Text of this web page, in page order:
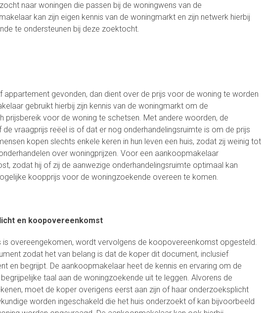
naar woningen die passen bij de woningwens van de
kan zijn eigen kennis van de woningmarkt en zijn netwerk hierbij
te ondersteunen bij deze zoektocht.
appartement gevonden, dan dient over de prijs voor de woning te worden
gebruikt hierbij zijn kennis van de woningmarkt om de
prijsbereik voor de woning te schetsen. Met andere woorden, de
vraagprijs reëel is of dat er nog onderhandelingsruimte is om de prijs
kopen slechts enkele keren in hun leven een huis, zodat zij weinig tot
over woningprijzen. Voor een aankoopmakelaar
zodat hij of zij de aanwezige onderhandelingsruimte optimaal kan
koopprijs voor de woningzoekende overeen te komen.
en koopovereenkomst
overeengekomen, wordt vervolgens de koopovereenkomst opgesteld.
zodat het van belang is dat de koper dit document, inclusief
en begrijpt. De aankoopmakelaar heet de kennis en ervaring om de
taal aan de woningzoekende uit te leggen. Alvorens de
moet de koper overigens eerst aan zijn of haar onderzoeksplicht
worden ingeschakeld die het huis onderzoekt of kan bijvoorbeeld